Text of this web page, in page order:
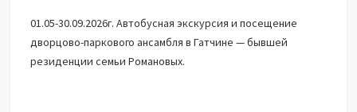
01.05-30.09.2026г. Автобусная экскурсия и посещение
дворцово-паркового ансамбля в Гатчине — бывшей
резиденции семьи Романовых.